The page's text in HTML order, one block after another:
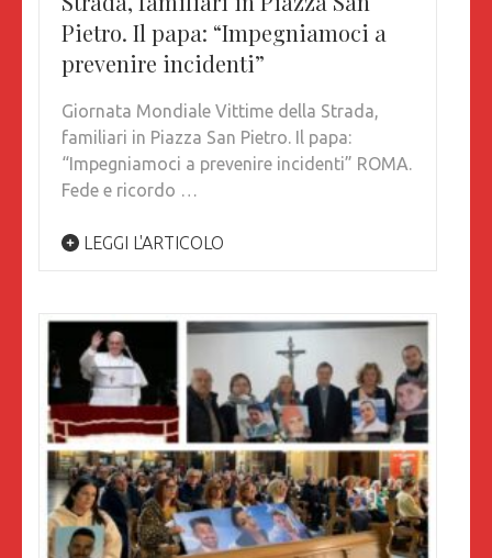
Pietro. Il papa: “Impegniamoci a
prevenire incidenti”
Giornata Mondiale Vittime della Strada,
familiari in Piazza San Pietro. Il papa:
“Impegniamoci a prevenire incidenti” ROMA.
Fede e ricordo …
LEGGI L'ARTICOLO